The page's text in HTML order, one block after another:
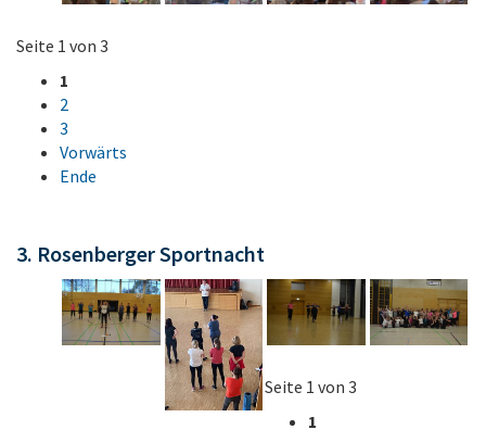
Seite 1 von 3
1
2
3
Vorwärts
Ende
3. Rosenberger Sportnacht
Seite 1 von 3
1